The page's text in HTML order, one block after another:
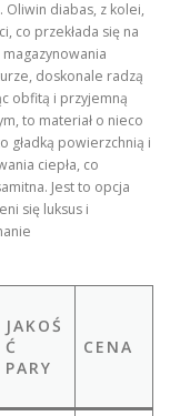
Oliwin diabas, z kolei,
co przekłada się na
doskonale radzą
obfitą i przyjemną
to materiał o nieco
gładką powierzchnią i
ciepła, co
Jest to opcja
się luksus i
JAKOŚ
Ć
PARY
CENA